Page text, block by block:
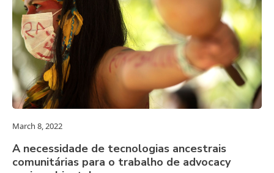
March 8, 2022
A necessidade de tecnologias ancestrais
comunitárias para o trabalho de advocacy